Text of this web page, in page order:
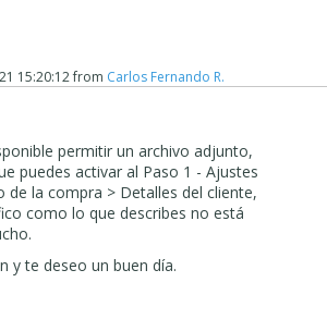
15:20:12from Carlos Fernando R.
permitir un archivo adjunto,
puedes activar al Paso 1 - Ajustes
de la compra > Detalles del cliente,
como lo que describes no está
y te deseo un buen día.